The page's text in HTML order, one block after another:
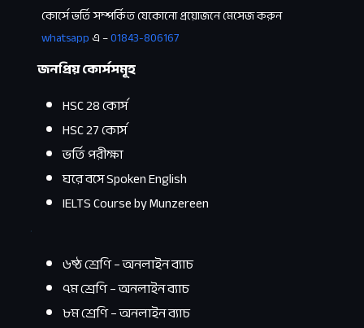
কোর্সে ভর্তি সম্পর্কিত যেকোনো প্রয়োজনে মেসেজ করুন
whatsappএ –01843-806167
জনপ্রিয় কোর্সসমূহ
HSC 28 কোর্স
HSC 27 কোর্স
ভর্তি পরীক্ষা
ঘরে বসে Spoken English
IELTS Course by Munzereen
.
৬ষ্ঠ শ্রেণি – অনলাইন ব্যাচ
৭ম শ্রেণি – অনলাইন ব্যাচ
৮ম শ্রেণি – অনলাইন ব্যাচ